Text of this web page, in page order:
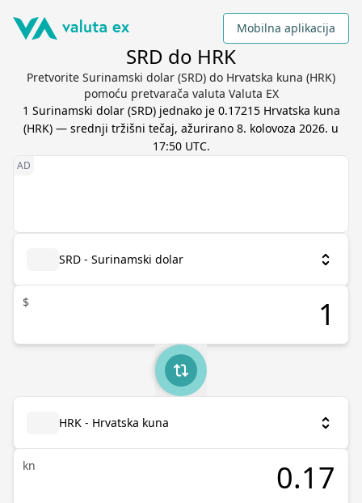
Mobilna aplikacija
SRD do HRK
Pretvorite Surinamski dolar (SRD) do Hrvatska kuna (HRK)
pomoću pretvarača valuta Valuta EX
1 Surinamski dolar(SRD) jednako je 0.17215 Hrvatska kuna
(HRK) — srednji tržišni tečaj, ažurirano 8. kolovoza 2026. u
17:50 UTC.
SRD - Surinamski dolar
$
HRK - Hrvatska kuna
kn